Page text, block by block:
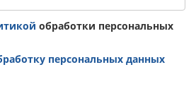
обработки персональных
персональных данных